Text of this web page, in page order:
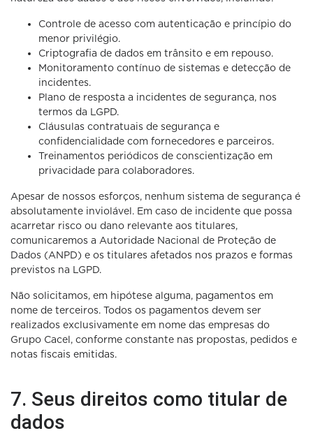
Controle de acesso com autenticação e princípio do
menor privilégio.
Criptografia de dados em trânsito e em repouso.
Monitoramento contínuo de sistemas e detecção de
incidentes.
Plano de resposta a incidentes de segurança, nos
termos da LGPD.
Cláusulas contratuais de segurança e
confidencialidade com fornecedores e parceiros.
Treinamentos periódicos de conscientização em
privacidade para colaboradores.
Apesar de nossos esforços, nenhum sistema de segurança é
absolutamente inviolável. Em caso de incidente que possa
acarretar risco ou dano relevante aos titulares,
comunicaremos a Autoridade Nacional de Proteção de
Dados (ANPD) e os titulares afetados nos prazos e formas
previstos na LGPD.
Não solicitamos, em hipótese alguma, pagamentos em
nome de terceiros. Todos os pagamentos devem ser
realizados exclusivamente em nome das empresas do
Grupo Cacel, conforme constante nas propostas, pedidos e
notas fiscais emitidas.
7. Seus direitos como titular de
dados